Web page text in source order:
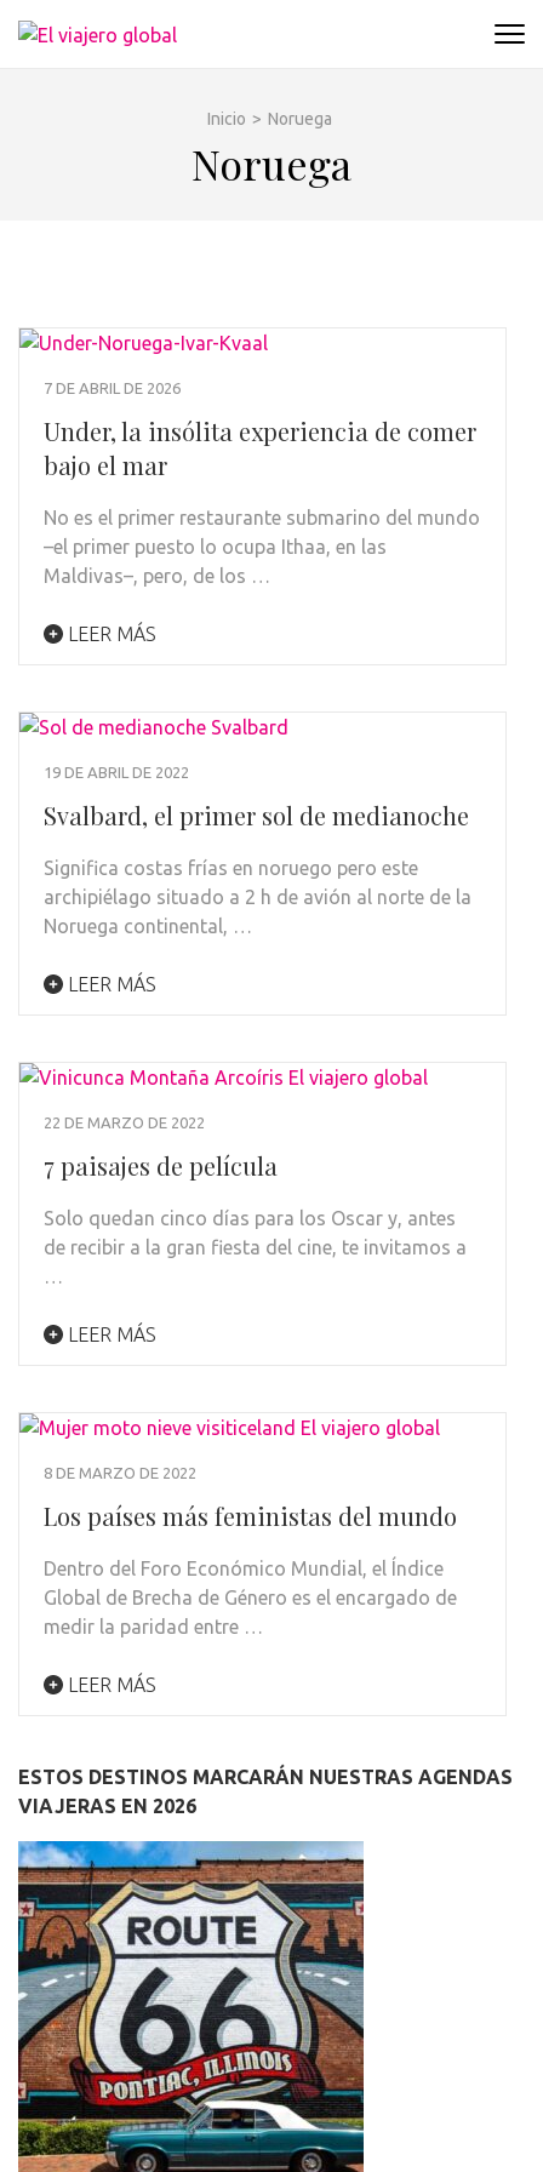
Un espacio donde descubrir la cara B de los
desde su música hasta su arquitectura o sus
Inicio > Noruega
Noruega
7 DE ABRIL DE 2026
Under, la insólita experiencia de comer
bajo el mar
No es el primer restaurante submarino del mundo
–el primer puesto lo ocupa Ithaa, en las
Maldivas–, pero, de los …
LEER MÁS
19 DE ABRIL DE 2022
Svalbard, el primer sol de medianoche
Significa costas frías en noruego pero este
archipiélago situado a 2 h de avión al norte de la
Noruega continental, …
LEER MÁS
22 DE MARZO DE 2022
7 paisajes de película
Solo quedan cinco días para los Oscar y, antes
de recibir a la gran fiesta del cine, te invitamos a
…
LEER MÁS
8 DE MARZO DE 2022
Los países más feministas del mundo
Dentro del Foro Económico Mundial, el Índice
Global de Brecha de Género es el encargado de
medir la paridad entre …
LEER MÁS
ESTOS DESTINOS MARCARÁN NUESTRAS AGENDAS
VIAJERAS EN 2026